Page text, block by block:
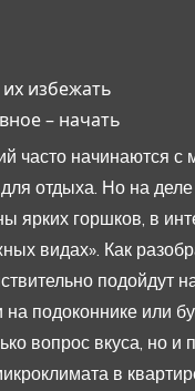
избежать
– начать
начинаются с
отдыха. Но на
ярких горшков, в
видах». Как
подойдут
подоконнике или
вопрос вкуса, но
в